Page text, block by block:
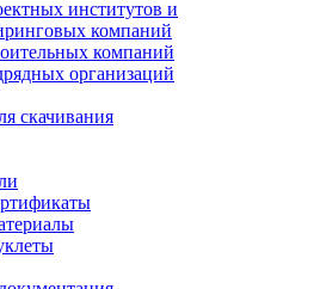
институтов и
компаний
компаний
организаций
скачивания